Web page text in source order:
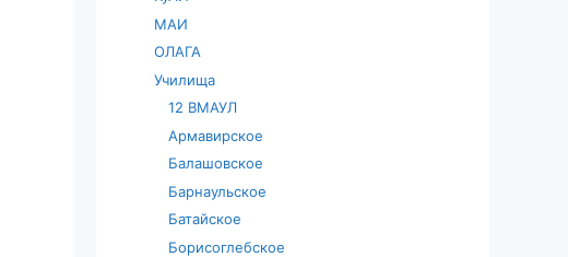
МАИ
ОЛАГА
Училища
12 ВМАУЛ
Армавирское
Балашовское
Барнаульское
Батайское
Борисоглебское